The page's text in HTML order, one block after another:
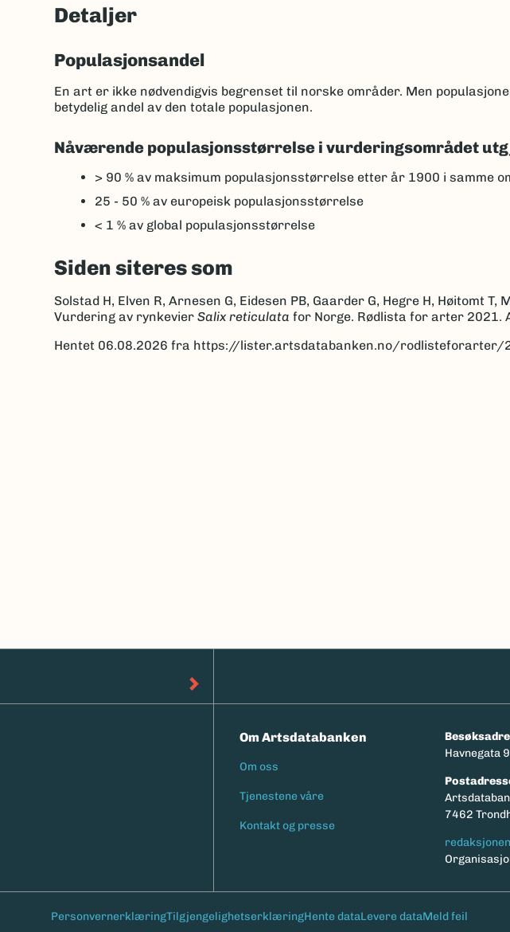
Detaljer
Populasjonsandel
En art er ikke nødvendigvis begrenset til norske områder. Men
betydelig andel av den totale populasjonen.
Nåværende populasjonsstørrelse i vurderingsområdet
> 90 % av maksimum populasjonsstørrelse etter år 1900 i samme
25 - 50 % av europeisk populasjonsstørrelse
< 1 % av global populasjonsstørrelse
Siden siteres som
Solstad H, Elven R, Arnesen G, Eidesen PB, Gaarder G, Hegre H, Høitomt
Vurdering av rynkevier Salix reticulata for Norge. Rødlista for arter 2021.
Hentet 06.08.2026 fra https://lister.artsdatabanken.no/rodlisteforarter/
Om Artsdatabanken
Footermeny
Om oss
Tjenestene våre
Kontakt og presse
Havnegata
7462
PersonvernerklæringTilgjengelighetserklæringHente dataLevere dataMeld feil